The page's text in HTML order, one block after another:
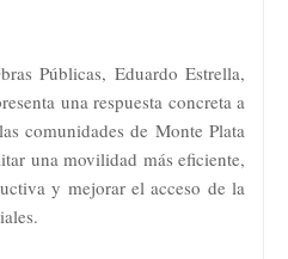
Públicas, Eduardo Estrella,
una respuesta concreta a
comunidades de Monte Plata
una movilidad más eficiente,
y mejorar el acceso de la